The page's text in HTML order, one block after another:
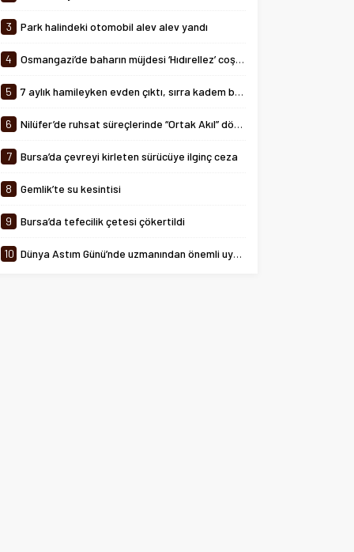
arasında...
3 Park halindeki otomobil alev alev yandı
4 Osmangazi’de baharın müjdesi ‘Hıdırellez’ coşkuyla kutlandı
5 7 aylık hamileyken evden çıktı, sırra kadem bastı
6 Nilüfer’de ruhsat süreçlerinde “Ortak Akıl” dönemi
7 Bursa’da çevreyi kirleten sürücüye ilginç ceza
8 Gemlik’te su kesintisi
9 Bursa’da tefecilik çetesi çökertildi
10 Dünya Astım Günü’nde uzmanından önemli uyarılar